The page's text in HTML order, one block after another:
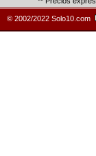
© 2002/2022 Solo10.com